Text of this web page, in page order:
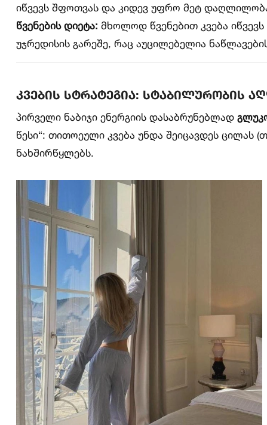
იწვევს შფოთვას და კიდევ უფრო მეტ
წვენების დიეტა: მხოლოდ წვენებით კვება
უჯრედისის გარეშე, რაც აუცილებელია
კვების სტრატეგია: სტაბილურობის
პირველი ნაბიჯი ენერგიის დასაბრუნებლად
წესი“: თითოეული კვება უნდა შეიცავდეს ცილას
ნახშირწყლებს.